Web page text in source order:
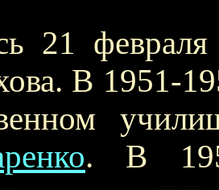
21
В 1951-
. В